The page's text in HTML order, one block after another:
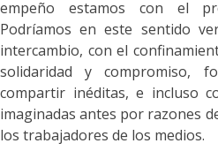
empeño estamos con el
Podríamos en este sentido
intercambio, con el
solidaridad y compromiso,
compartir inéditas, e incluso
imaginadas antes por razones
los trabajadores de los medios.